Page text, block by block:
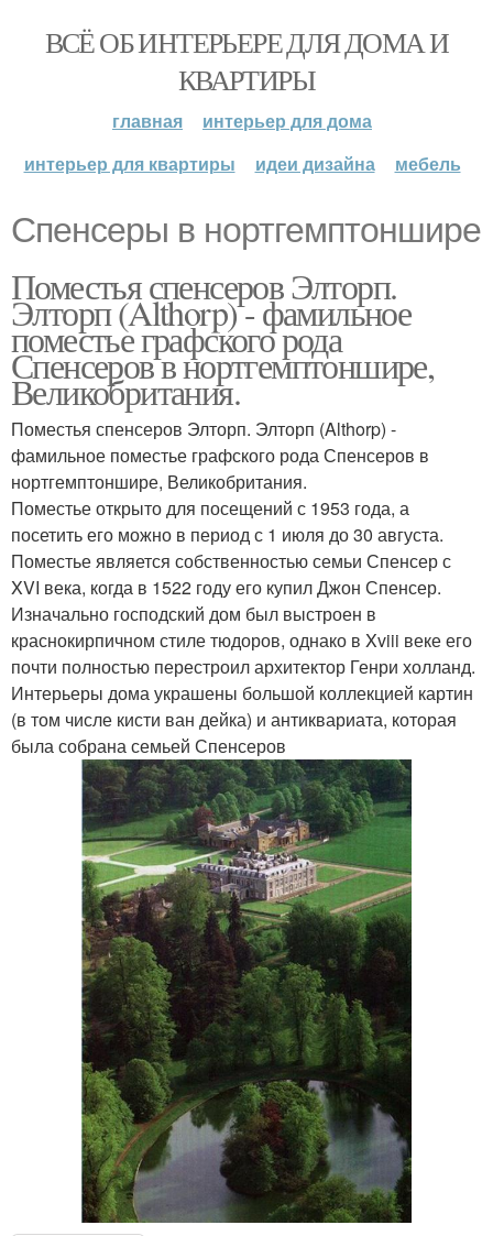
ВСЁ ОБ ИНТЕРЬЕРЕ ДЛЯ ДОМА И
КВАРТИРЫ
главная
интерьер для дома
интерьер для квартиры
идеи дизайна мебель
Спенсеры в нортгемптоншире
Поместья спенсеров Элторп.
Элторп (Althorp) - фамильное
поместье графского рода
Спенсеров в нортгемптоншире,
Великобритания.
Поместья спенсеров Элторп. Элторп (Althorp) -
фамильное поместье графского рода Спенсеров в
нортгемптоншире, Великобритания.
Поместье открыто для посещений с 1953 года, а
посетить его можно в период с 1 июля до 30 августа.
Поместье является собственностью семьи Спенсер с
XVI века, когда в 1522 году его купил Джон Спенсер.
Изначально господский дом был выстроен в
краснокирпичном стиле тюдоров, однако в Xviii веке его
почти полностью перестроил архитектор Генри холланд.
Интерьеры дома украшены большой коллекцией картин
(в том числе кисти ван дейка) и антиквариата, которая
была собрана семьей Спенсеров